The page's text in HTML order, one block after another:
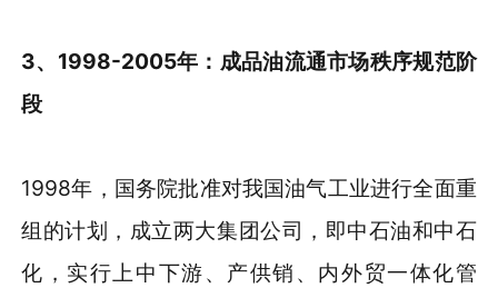
3、1998-2005年：成品油流通市场秩序规范阶
段
1998年，国务院批准对我国油气工业进行全面重
组的计划，成立两大集团公司，即中石油和中石
化，实行上中下游、产供销、内外贸一体化管